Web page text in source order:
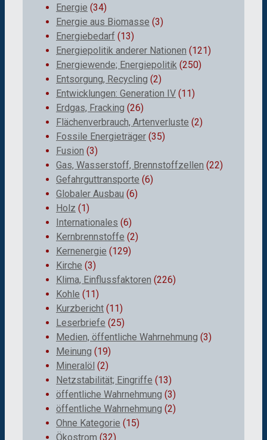
Energie (34)
Energie aus Biomasse (3)
Energiebedarf (13)
Energiepolitik anderer Nationen (121)
Energiewende; Energiepolitik (250)
Entsorgung, Recycling (2)
Entwicklungen: Generation IV (11)
Erdgas, Fracking (26)
Flächenverbrauch, Artenverluste (2)
Fossile Energieträger (35)
Fusion (3)
Gas, Wasserstoff, Brennstoffzellen (22)
Gefahrguttransporte (6)
Globaler Ausbau (6)
Holz (1)
Internationales (6)
Kernbrennstoffe (2)
Kernenergie (129)
Kirche (3)
Klima, Einflussfaktoren (226)
Kohle (11)
Kurzbericht (11)
Leserbriefe (25)
Medien, öffentliche Wahrnehmung (3)
Meinung (19)
Mineralöl (2)
Netzstabilität; Eingriffe (13)
öffentliche Wahrnehmung (3)
öffentliche Wahrnehmung (2)
Ohne Kategorie (15)
Ökostrom (32)